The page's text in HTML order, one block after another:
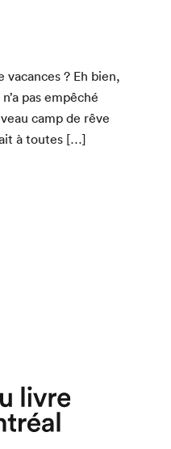
vacances ? Eh bien,
pas empêché
camp de rêve
à toutes […]